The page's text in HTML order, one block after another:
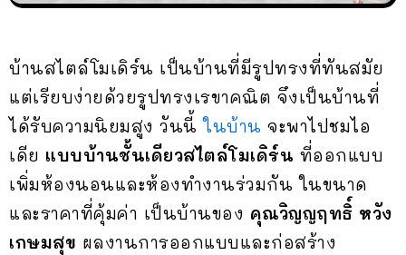
บ้านสไตล์โมเดิร์น เป็นบ้านที่มีรูปทรงที่ทันสมัย
แต่เรียบง่ายด้วยรูปทรงเรขาคณิต จึงเป็นบ้านที่
ได้รับความนิยมสูง วันนี้ในบ้าน จะพาไปชมไอ
เดีย แบบบ้านชั้นเดียวสไตล์โมเดิร์น ที่ออกแบบ
เพิ่มห้องนอนและห้องทำงานร่วมกัน ในขนาด
และราคาที่คุ้มค่า เป็นบ้านของ คุณวิญญฤทธิ์ หวัง
เกษมสุข ผลงานการออกแบบและก่อสร้าง